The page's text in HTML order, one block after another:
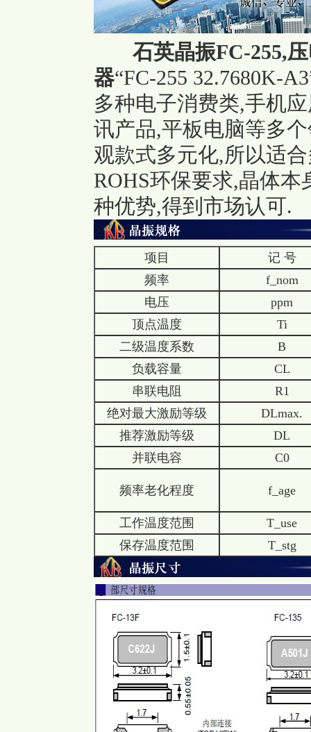
石英晶振FC-255,
器“FC-255 32.7680K-
多种电子消费类,手机
讯产品,平板电脑等多
观款式多元化,所以适
ROHS环保要求,晶体
种优势,得到市场认可.
项目
记 号
频率
f_nom
电压
ppm
顶点温度
Ti
二级温度系数
B
负载容量
CL
串联电阻
R1
绝对最大激励等级
DLmax.
推荐激励等级
DL
并联电容
C0
频率老化程度 f_age
工作温度范围
T_use
保存温度范围
T_stg